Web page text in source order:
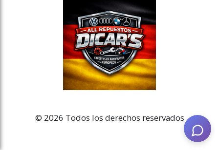
© 2026 Todos los derechos reservados